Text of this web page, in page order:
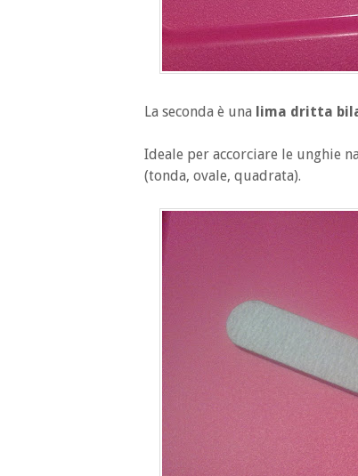
La seconda è una lima dritta
Ideale per accorciare le unghie
(tonda, ovale, quadrata).